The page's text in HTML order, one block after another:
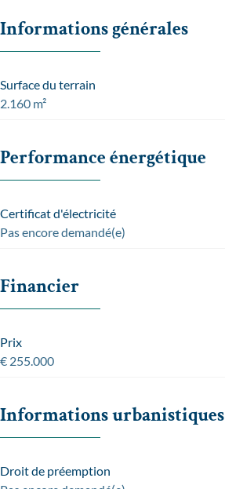
Informations générales
Surface du terrain
2.160 m²
Performance énergétique
Certificat d'électricité
Pas encore demandé(e)
Financier
Prix
€ 255.000
Informations urbanistiques
Droit de préemption